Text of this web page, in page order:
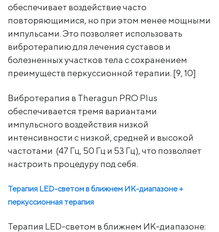
обеспечивает воздействие часто
повторяющимися, но при этом менее мощными
импульсами. Это позволяет использовать
вибротерапию для лечения суставов и
болезненных участков тела с сохранением
преимуществ перкуссионной терапии. [9, 10]
Вибротерапия в Theragun PRO Plus
обеспечивается тремя вариантами
импульсного воздействия низкой
интенсивности с низкой, средней и высокой
частотами (47 Гц, 50 Гц и 53 Гц), что позволяет
настроить процедуру под себя.
Терапия LED-светом в ближнем ИК-диапазоне +
перкуссионная терапия
Терапия LED-светом в ближнем ИК-диапазоне: